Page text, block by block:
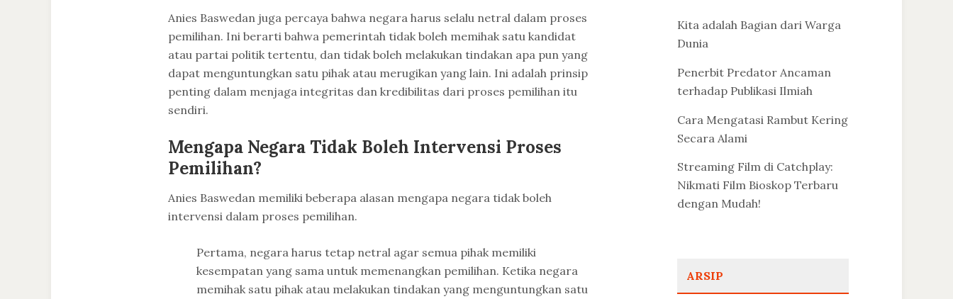
Anies Baswedan juga percaya bahwa negara harus selalu netral dalam proses
pemilihan. Ini berarti bahwa pemerintah tidak boleh memihak satu kandidat
atau partai politik tertentu, dan tidak boleh melakukan tindakan apa pun yang
dapat menguntungkan satu pihak atau merugikan yang lain. Ini adalah prinsip
penting dalam menjaga integritas dan kredibilitas dari proses pemilihan itu
sendiri.
Mengapa Negara Tidak Boleh Intervensi Proses
Pemilihan?
Anies Baswedan memiliki beberapa alasan mengapa negara tidak boleh
intervensi dalam proses pemilihan.
Pertama, negara harus tetap netral agar semua pihak memiliki
kesempatan yang sama untuk memenangkan pemilihan. Ketika negara
memihak satu pihak atau melakukan tindakan yang menguntungkan satu
Kita adalah Bagian dari Warga
Dunia
Penerbit Predator Ancaman
terhadap Publikasi Ilmiah
Cara Mengatasi Rambut Kering
Secara Alami
Streaming Film di Catchplay:
Nikmati Film Bioskop Terbaru
dengan Mudah!
ARSIP